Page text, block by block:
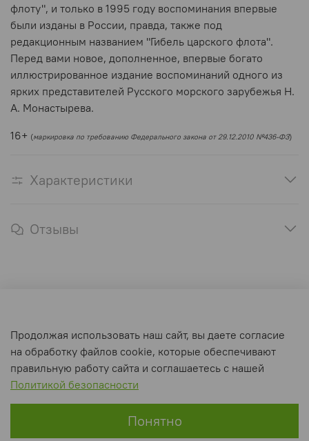
флоту", и только в 1995 году воспоминания впервые
были изданы в России, правда, также под
редакционным названием "Гибель царского флота".
Перед вами новое, дополненное, впервые богато
иллюстрированное издание воспоминаний одного из
ярких представителей Русского морского зарубежья Н.
А. Монастырева.
16+ (маркировка по требованию Федерального закона от 29.12.2010 №436-ФЗ)
Характеристики
Отзывы
Пользовательское соглашение
Условия обмена и возврата
Интернет-магазин создан на inSales
Продолжая использовать наш сайт, вы даете согласие
на обработку файлов cookie, которые обеспечивают
правильную работу сайта и соглашаетесь с нашей
Политикой безопасности
Понятно